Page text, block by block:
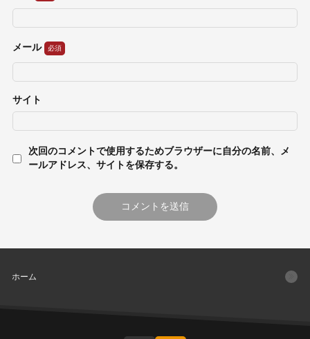
メール
サイト
次回のコメントで使用するためブラウザーに自分の名前、メ
ールアドレス、サイトを保存する。
ホーム